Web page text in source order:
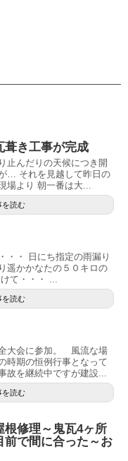
葺き工事が完成
止んだりの天候につき開
… それを見越して昨日の
場より 朝一番は大...
を読む
・・ 日にち指定の雨漏り
遥かかなたの５０キロの
て・・・ ...
を読む
大会に参加。 風流な場
時期の恒例行事となって
故を継続中ですが建設...
を読む
根修理～鬼瓦4ヶ所
前で間に合った～お